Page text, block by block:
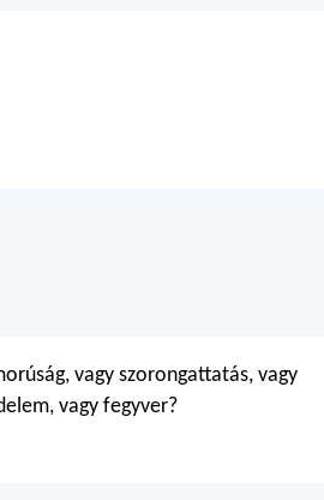
vagy szorongattatás, vagy
vagy fegyver?